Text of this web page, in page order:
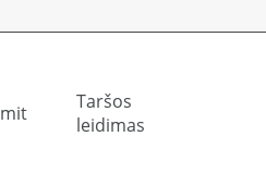
Taršos
leidimas